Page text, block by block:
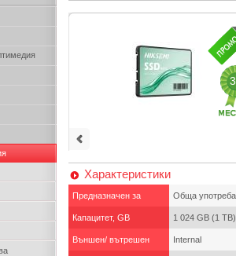
Характеристики
Предназначен за Обща употреба
Капацитет, GB 1 024 GB (1 TB)
Външен/ вътрешен Internal